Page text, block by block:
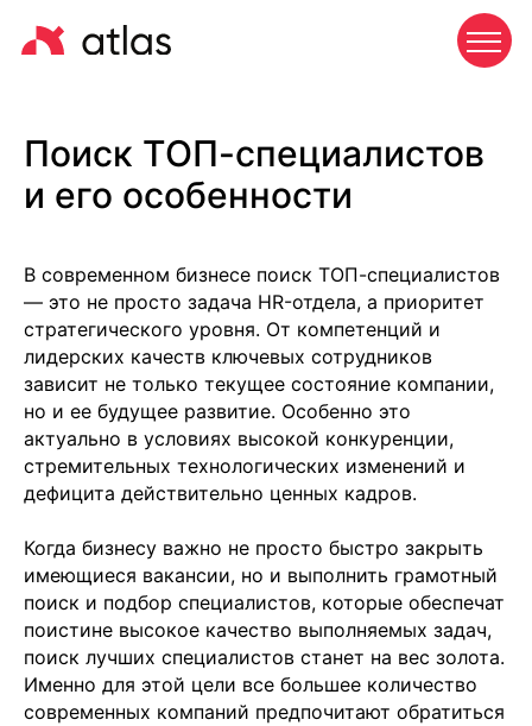
Поиск ТОП-специалистов
и его особенности
В современном бизнесе поиск ТОП-специалистов
— это не просто задача HR-отдела, а приоритет
стратегического уровня. От компетенций и
лидерских качеств ключевых сотрудников
зависит не только текущее состояние компании,
но и ее будущее развитие. Особенно это
актуально в условиях высокой конкуренции,
стремительных технологических изменений и
дефицита действительно ценных кадров.
Когда бизнесу важно не просто быстро закрыть
имеющиеся вакансии, но и выполнить грамотный
поиск и подбор специалистов, которые обеспечат
поистине высокое качество выполняемых задач,
поиск лучших специалистов станет на вес золота.
Именно для этой цели все большее количество
современных компаний предпочитают обратиться